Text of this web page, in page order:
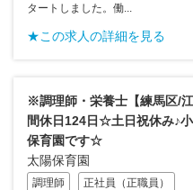
タートしました。働...
★この求人の詳細を見る
※調理師・栄養士【練馬区/
間休日124日☆土日祝休み♪
保育園です☆
太陽保育園
調理師 正社員（正職員）